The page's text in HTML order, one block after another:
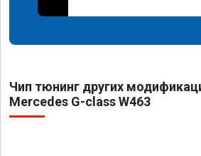
Чип тюнинг других
Mercedes G-class W463